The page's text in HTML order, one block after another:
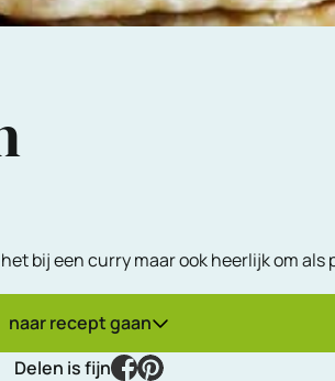
bij een curry maar ook heerlijk om als
naar recept gaan
Delen is fijn
facebook
pinterest